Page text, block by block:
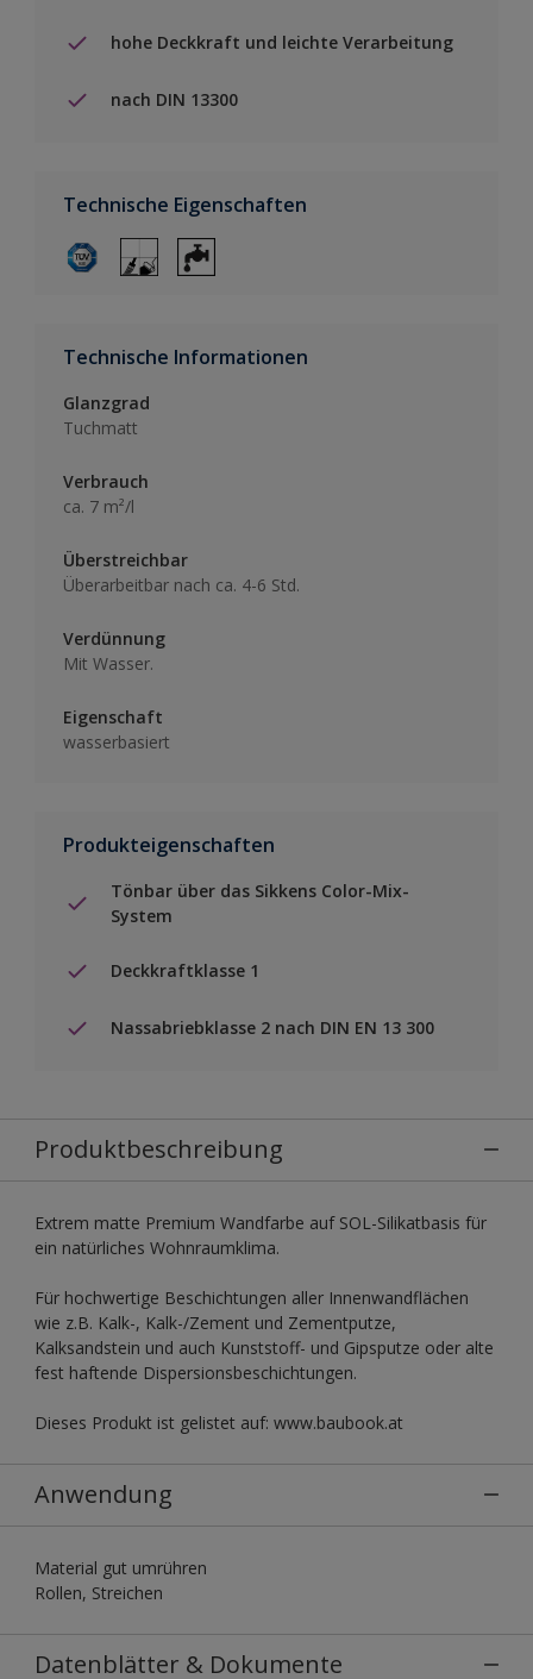
hohe Deckkraft und leichte Verarbeitung
nach DIN 13300
Technische Eigenschaften
Technische Informationen
Glanzgrad
Tuchmatt
Verbrauch
ca. 7 m²/l
Überstreichbar
Überarbeitbar nach ca. 4-6 Std.
Verdünnung
Mit Wasser.
Eigenschaft
wasserbasiert
Produkteigenschaften
Tönbar über das Sikkens Color-Mix-
System
Deckkraftklasse 1
Nassabriebklasse 2 nach DIN EN 13 300
Produktbeschreibung
Extrem matte Premium Wandfarbe auf SOL-Silikatbasis für
ein natürliches Wohnraumklima.
Für hochwertige Beschichtungen aller Innenwandflächen
wie z.B. Kalk-, Kalk-/Zement und Zementputze,
Kalksandstein und auch Kunststoff- und Gipsputze oder alte
fest haftende Dispersionsbeschichtungen.
Dieses Produkt ist gelistet auf: www.baubook.at
Anwendung
Material gut umrühren
Rollen, Streichen
Datenblätter & Dokumente